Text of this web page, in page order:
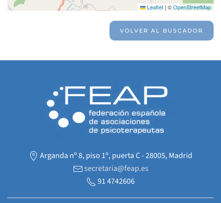
Leaflet | ©OpenStreetMap
VOLVER AL BUSCADOR
Arganda nº 8, piso 1º, puerta C - 28005, Madrid
secretaria@feap.es
91 4742606